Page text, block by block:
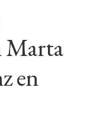
hijo
Marta
en